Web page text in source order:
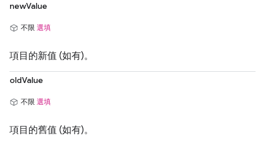
newValue
不限 選填
項目的新值 (如有)。
oldValue
不限 選填
項目的舊值 (如有)。